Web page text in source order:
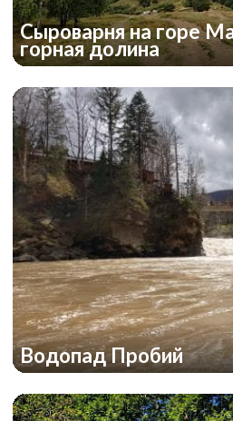
Сыроварня на горе
горная долина
Водопад Пробий